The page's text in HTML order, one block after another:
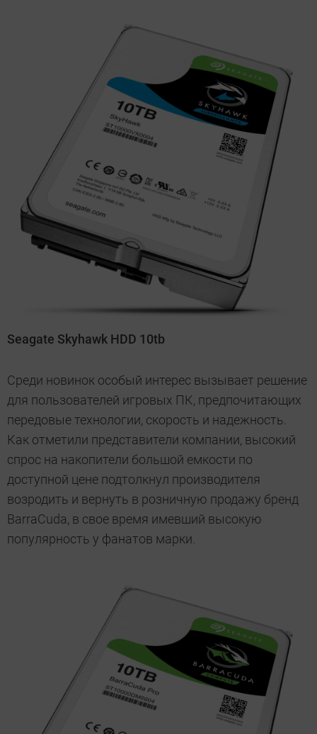
Seagate Skyhawk HDD 10tb
Среди новинок особый интерес вызывает решение
для пользователей игровых ПК, предпочитающих
передовые технологии, скорость и надежность.
Как отметили представители компании, высокий
спрос на накопители большой емкости по
доступной цене подтолкнул производителя
возродить и вернуть в розничную продажу бренд
BarraCuda, в свое время имевший высокую
популярность у фанатов марки.